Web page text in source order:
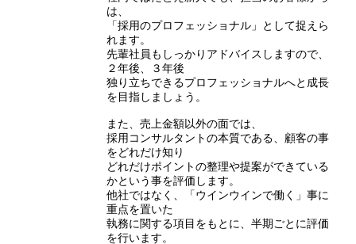
は、
「採用のプロフェッショナル」として捉えら
れます。
先輩社員もしっかりアドバイスしますので、
２年後、３年後
独り立ちできるプロフェッショナルへと成長
を目指しましょう。
また、売上金額以外の面では、
採用コンサルタントの本質である、顧客の事
をどれだけ知り
どれだけポイントの整理や提案ができている
かという事を評価します。
他社ではなく、「ウインウインで働く」事に
重点を置いた
執務に関する項目をもとに、半期ごとに評価
を行います。